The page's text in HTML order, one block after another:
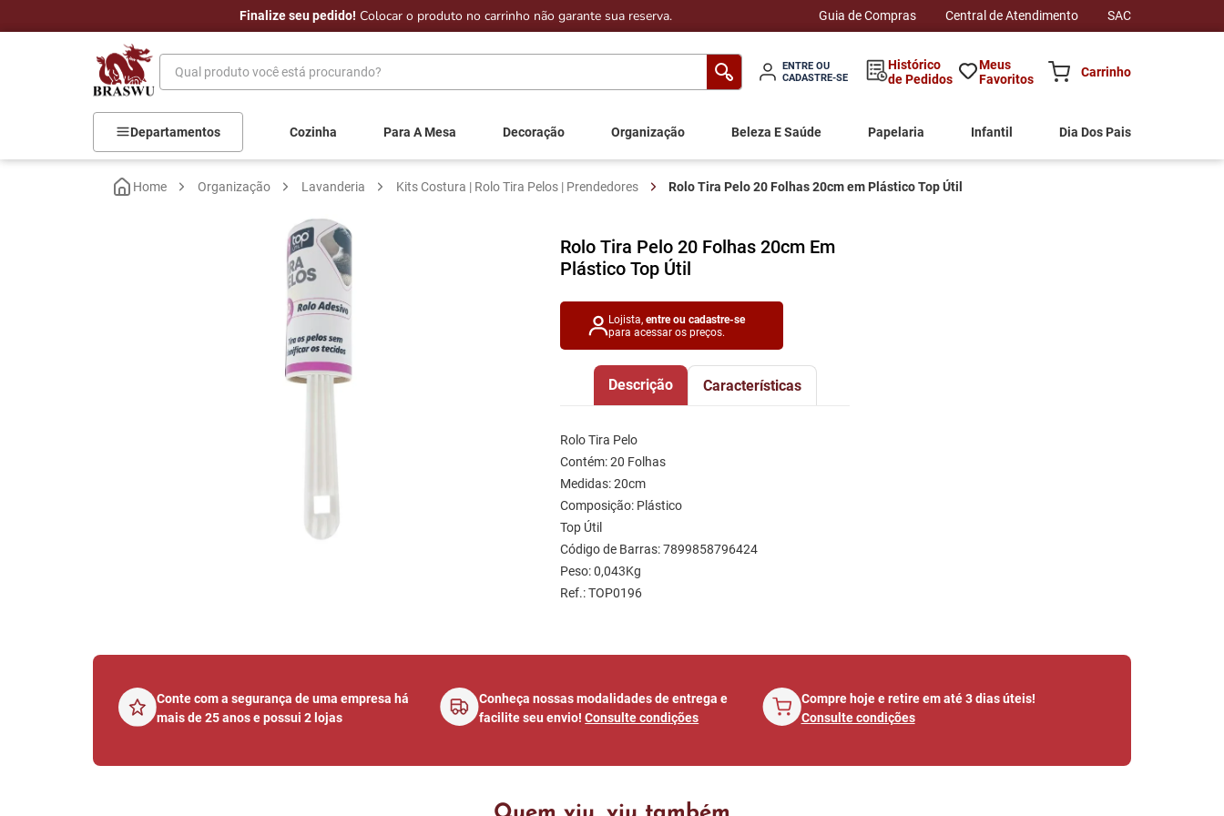
Finalize seu pedido! Colocar o produto no carrinho não garante sua reserva. Guia de Compras Central de Atendimento SAC
Qual produto você está procurando?
ENTRE OU
CADASTRE-SE
Histórico
de Pedidos
Meus
Favoritos
Departamentos Cozinha Para A Mesa Decoração Organização Beleza E Saúde Papelaria Infantil Dia Dos Pais
Organização Lavanderia Kits Costura | Rolo Tira Pelos | Prendedores Rolo Tira Pelo 20 Folhas 20cm em Plástico Top Útil
Rolo Tira Pelo 20 Folhas 20cm Em
Plástico Top Útil
Lojista, entre ou cadastre-se
para acessar os preços.
Descrição Características
Rolo Tira Pelo
Contém: 20 Folhas
Medidas: 20cm
Composição: Plástico
Top Útil
Código de Barras: 7899858796424
Peso: 0,043Kg
Ref.: TOP0196
Conte com a segurança de uma empresa há
mais de 25 anos e possui 2 lojas
Conheça nossas modalidades de entrega e
facilite seu envio!Consulte condições
Compre hoje e retire em até 3 dias úteis!
Consulte condições